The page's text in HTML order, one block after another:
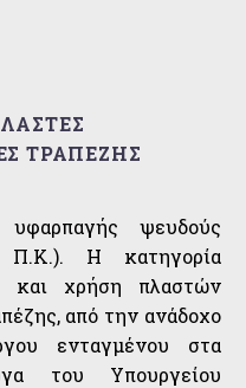
ΤΡΑΠΕΖΗΣ
ψευδούς
Π.Κ.). Η κατηγορία
και χρήση πλαστών
από την ανάδοχο
ενταγμένου στα
του Υπουργείου